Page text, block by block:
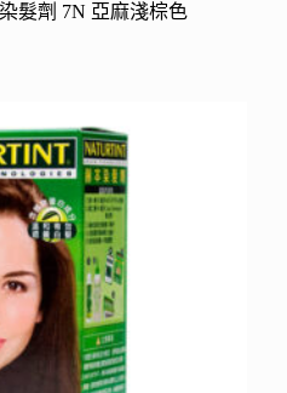
髮劑 7N 亞麻淺棕色